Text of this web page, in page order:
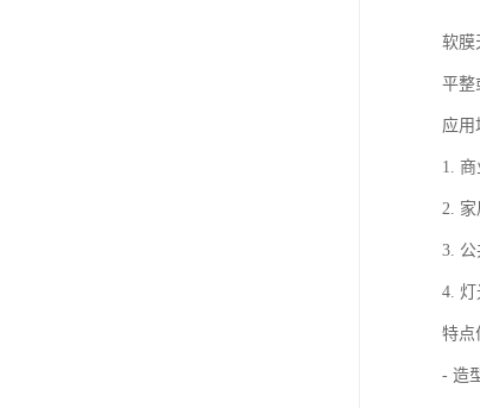
软膜
平整
应用
1.
2. 家
3. 公
4. 灯
特点
- 造